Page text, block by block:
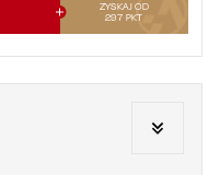
ZYSKAJ OD
297 PKT